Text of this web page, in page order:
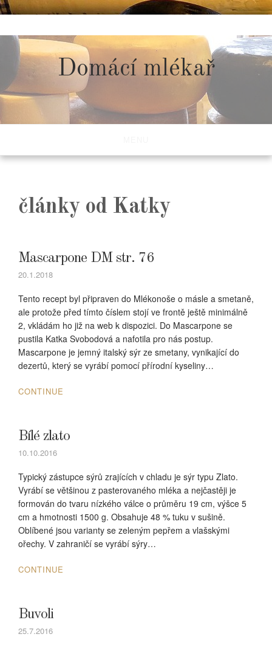
to
content
Domácí mlékař
články od Katky
Mascarpone DM str. 76
20.1.2018
Tento recept byl připraven do Mlékonoše o másle a smetaně,
ale protože před tímto číslem stojí ve frontě ještě minimálně
2, vkládám ho již na web k dispozici. Do Mascarpone se
pustila Katka Svobodová a nafotila pro nás postup.
Mascarpone je jemný italský sýr ze smetany, vynikající do
dezertů, který se vyrábí pomocí přírodní kyseliny…
CONTINUE
Bílé zlato
10.10.2016
Typický zástupce sýrů zrajících v chladu je sýr typu Zlato.
Vyrábí se většinou z pasterovaného mléka a nejčastěji je
formován do tvaru nízkého válce o průměru 19 cm, výšce 5
cm a hmotnosti 1500 g. Obsahuje 48 % tuku v sušině.
Oblíbené jsou varianty se zeleným pepřem a vlašskými
ořechy. V zahraničí se vyrábí sýry…
CONTINUE
Buvoli
25.7.2016